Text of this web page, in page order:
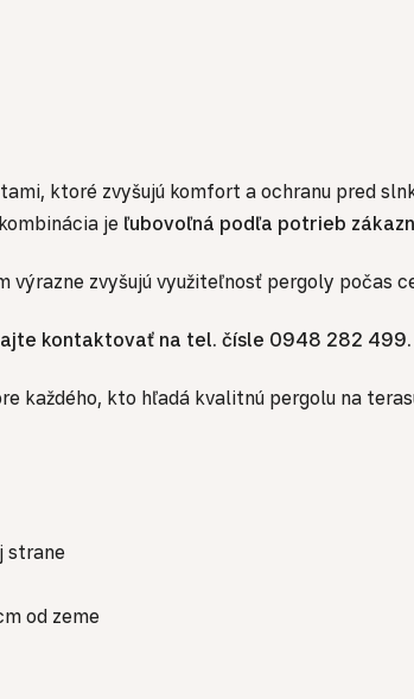
ktoré zvyšujú komfort a ochranu pred
je ľubovoľná podľa potrieb
zvyšujú využiteľnosť pergoly počas
kontaktovať na tel. čísle 0948 282 499.
každého, kto hľadá kvalitnú pergolu na
strane
od zeme